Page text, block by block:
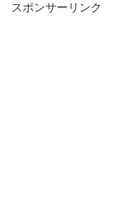
スポンサーリンク